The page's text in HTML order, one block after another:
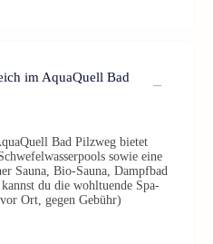
im AquaQuell Bad
Bad Pilzweg bietet
sowie eine
Sauna, Bio-Sauna, Dampfbad
du die wohltuende Spa-
Ort, gegen Gebühr)